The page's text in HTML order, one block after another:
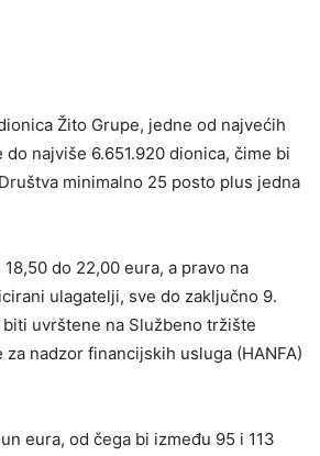
Žito Grupe, jedne od najvećih
najviše 6.651.920 dionica, čime bi
minimalno 25 posto plus jedna
do 22,00 eura, a pravo na
ulagatelji, sve do zaključno 9.
uvrštene na Službeno tržište
nadzor financijskih usluga (HANFA)
eura, od čega bi između 95 i 113